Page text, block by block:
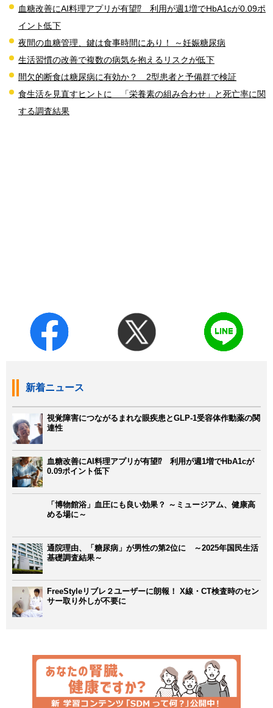
血糖改善にAI料理アプリが有望⁉ 利用が週1増でHbA1cが0.09ポ
イント低下
夜間の血糖管理、鍵は食事時間にあり！ ～妊娠糖尿病
生活習慣の改善で複数の病気を抱えるリスクが低下
間欠的断食は糖尿病に有効か？ 2型患者と予備群で検証
食生活を見直すヒントに 「栄養素の組み合わせ」と死亡率に関
する調査結果
新着ニュース
視覚障害につながるまれな眼疾患とGLP-1受容体作動薬の関
連性
血糖改善にAI料理アプリが有望⁉ 利用が週1増でHbA1cが
0.09ポイント低下
「博物館浴」血圧にも良い効果？ ～ミュージアム、健康高
める場に～
通院理由、「糖尿病」が男性の第2位に ～2025年国民生活
基礎調査結果～
FreeStyleリブレ２ユーザーに朗報！ X線・CT検査時のセン
サー取り外しが不要に